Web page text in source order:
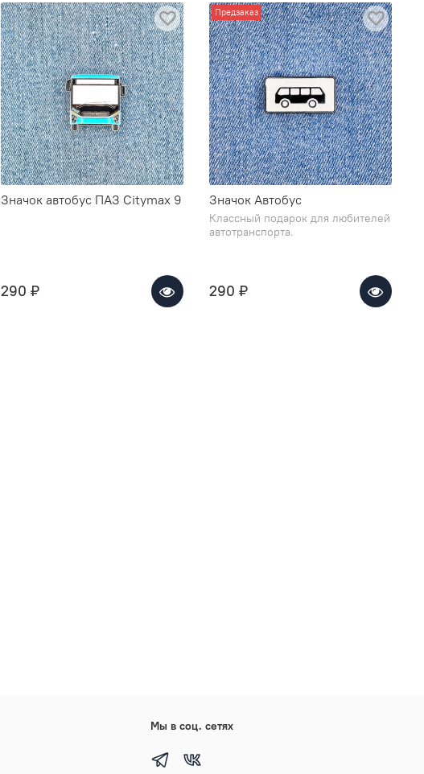
Значок автобус ПАЗ Citymax 9
290 ₽
Предзаказ
Значок Автобус
Классный подарок для любителей
автотранспорта.
290 ₽
Мы в соц. сетях